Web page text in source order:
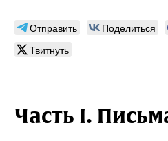
Отправить Поделиться
Твитнуть
Часть I.